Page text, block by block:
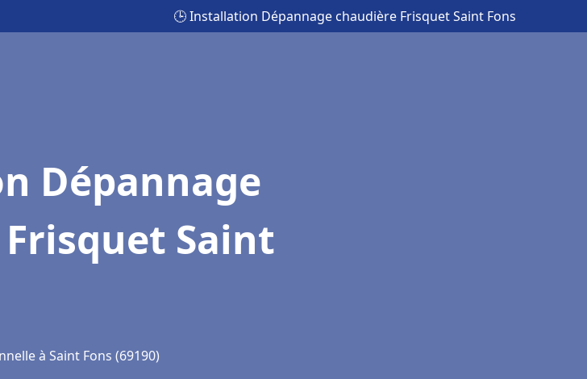
🕒 Installation Dépannage chaudière Frisquet Saint Fons
Dépannage
Saint
à Saint Fons (69190)